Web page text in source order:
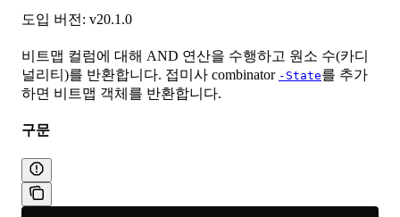
도입 버전: v20.1.0
비트맵 컬럼에 대해 AND 연산을 수행하고 원소 수(카디
널리티)를 반환합니다. 접미사 combinator -State를 추가
하면 비트맵 객체를 반환합니다.
구문